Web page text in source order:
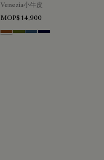
Venezia小牛皮
MOP$ 14,900
Cacao Intenso
Nero Caviar
Blu Minerale
Nero Blu